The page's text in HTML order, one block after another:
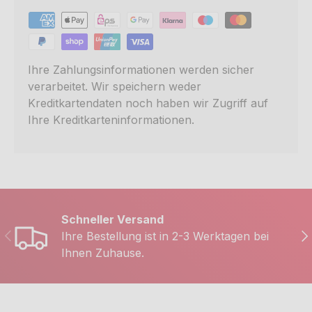
Ihre Zahlungsinformationen werden sicher
verarbeitet. Wir speichern weder
Kreditkartendaten noch haben wir Zugriff auf
Ihre Kreditkarteninformationen.
Vorherige
Schneller Versand
Ihre Bestellung ist in 2-3 Werktagen bei
Ihnen Zuhause.